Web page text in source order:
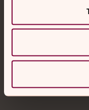
Digitalt brev
Svenska kyrkan